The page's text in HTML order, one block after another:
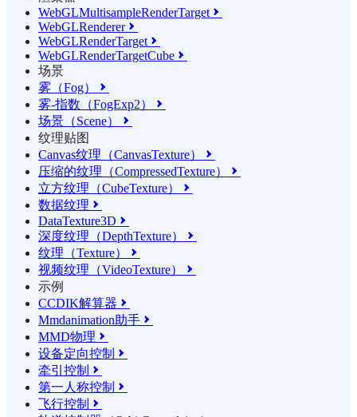
WebGLMultisampleRenderTarget 
WebGLRenderer
WebGLRenderTarget 
WebGLRenderTargetCube 
场景
雾（Fog）

雾-指数（FogExp2） 
场景（Scene） 
纹理贴图
Canvas纹理（CanvasTexture）

压缩的纹理（CompressedTexture） 
立方纹理（CubeTexture） 
数据纹理 
DataTexture3D 
深度纹理（DepthTexture） 
纹理（Texture） 
视频纹理（VideoTexture） 
示例
CCDIK解算器 
Mmdanimation助手 
MMD物理 
设备定向控制 
牵引控制 
第一人称控制 
飞行控制 